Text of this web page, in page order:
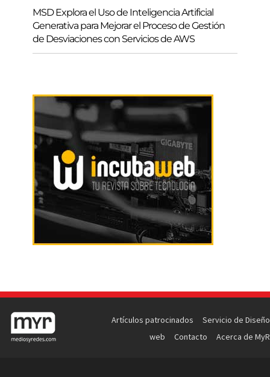
MSD Explora el Uso de Inteligencia Artificial
Generativa para Mejorar el Proceso de Gestión
de Desviaciones con Servicios de AWS
Artículos patrocinados
Servicio de Diseño
web
Contacto Acerca de MyR